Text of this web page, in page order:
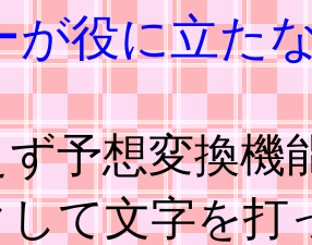
が役に立た
予想変換機
て文字を打